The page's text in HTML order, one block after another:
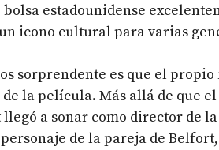
estadounidense
icono cultural para varias
sorprendente es que el
la película. Más allá de que
llegó a sonar como director de
de la pareja de